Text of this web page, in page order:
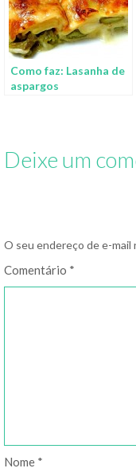
Como faz: Lasanha de
aspargos
Deixe um
O seu endereço de e-mail
Comentário *
Nome *